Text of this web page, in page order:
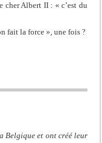
cher Albert II : « c’est du
fait la force », une fois ?
Belgique et ont créé leur